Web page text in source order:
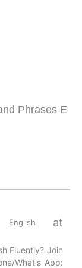
Phrases E
at
Fluently? Join
What's App: